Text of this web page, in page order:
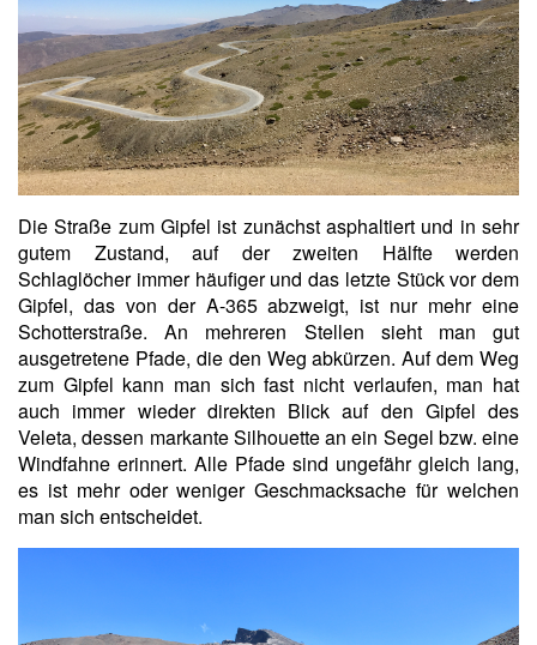
Die Straße zum Gipfel ist zunächst asphaltiert und in sehr
gutem Zustand, auf der zweiten Hälfte werden
Schlaglöcher immer häufiger und das letzte Stück vor dem
Gipfel, das von der A-365 abzweigt, ist nur mehr eine
Schotterstraße. An mehreren Stellen sieht man gut
ausgetretene Pfade, die den Weg abkürzen. Auf dem Weg
zum Gipfel kann man sich fast nicht verlaufen, man hat
auch immer wieder direkten Blick auf den Gipfel des
Veleta, dessen markante Silhouette an ein Segel bzw. eine
Windfahne erinnert. Alle Pfade sind ungefähr gleich lang,
es ist mehr oder weniger Geschmacksache für welchen
man sich entscheidet.